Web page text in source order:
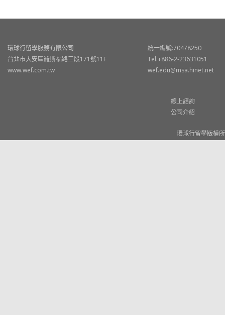
環球行留學服務有限公司
台北市大安區羅斯福路三段171號11F
www.wef.com.tw
統一編號:70478250
Tel.+886-2-23631051
wef.edu@msa.hinet.net
線上諮詢
公司介紹
環球行留學版權